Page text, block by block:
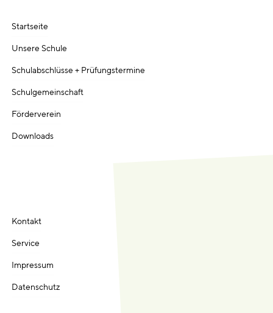
Startseite
Unsere Schule
Schulabschlüsse + Prüfungstermine
Schulgemeinschaft
Förderverein
Downloads
Kontakt
Service
Impressum
Datenschutz